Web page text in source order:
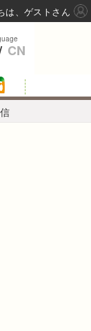
CN
は、ゲストさん